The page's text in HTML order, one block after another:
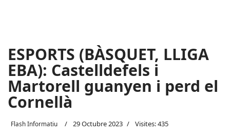
ESPORTS (BÀSQUET, LLIGA
EBA): Castelldefels i
Martorell guanyen i perd el
Cornellà
Flash Informatiu 29 Octubre 2023 Visites: 435